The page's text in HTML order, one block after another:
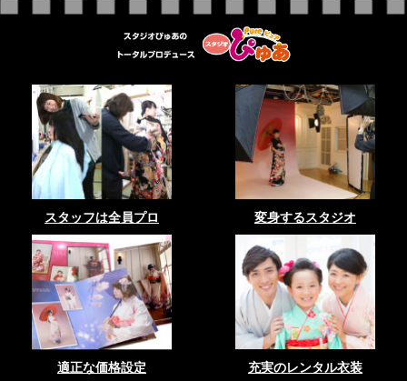
スタッフは全員プロ 変身するスタジオ
適正な価格設定 充実のレンタル衣装